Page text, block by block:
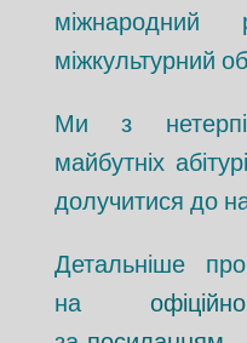
міжнародний
міжкультурний
Ми з
майбутніх
долучитися до
Детальніше
на